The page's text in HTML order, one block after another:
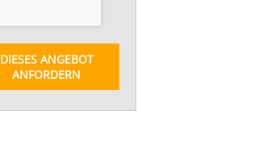
DIESES ANGEBOT
ANFORDERN